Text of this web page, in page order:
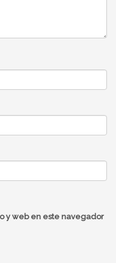
y web en este navegador